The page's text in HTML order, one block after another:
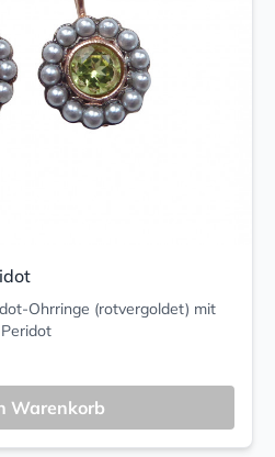
Ohrringe (rotvergoldet) mit
Warenkorb